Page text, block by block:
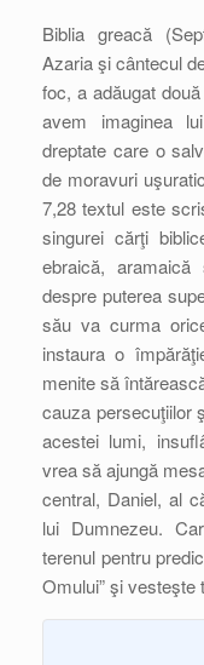
Biblia greacă
Azaria şi cântecul
foc, a adăugat
avem imaginea
dreptate care o
de moravuri
7,28 textul este
singurei cărţi
ebraică,
despre puterea
său va curma
instaura o
menite să
cauza persecuţiilor
acestei lumi,
vrea să ajungă
central, Daniel, al
lui Dumnezeu.
terenul pentru
Omului” şi vesteşte